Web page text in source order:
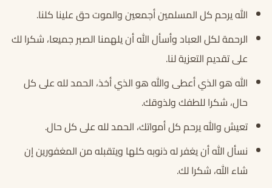
الله يرحم كل المسلمين أجمعين والموت حق علينا كلنا.
الرحمة لكل العباد وأسأل الله أن يلهمنا الصبر جميعا، شكرا لك
على تقديم التعزية لنا.
الله هو الذي أعطى والله هو الذي أخذ، الحمد لله على كل
حال، شكرا للطفك ولذوقك.
تعيش والله يرحم كل أمواتك، الحمد لله على كل حال.
نسأل الله أن يغفر له ذنوبه كلها ويتقبله من المغفورين إن
شاء الله، شكرا لك.